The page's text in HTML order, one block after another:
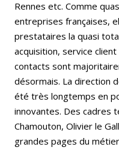
Rennes etc. Comme
entreprises françaises,
prestataires la quasi
acquisition, service
contacts sont
désormais. La direction
été très longtemps en
innovantes. Des cadres
Chamouton, Olivier le
grandes pages du